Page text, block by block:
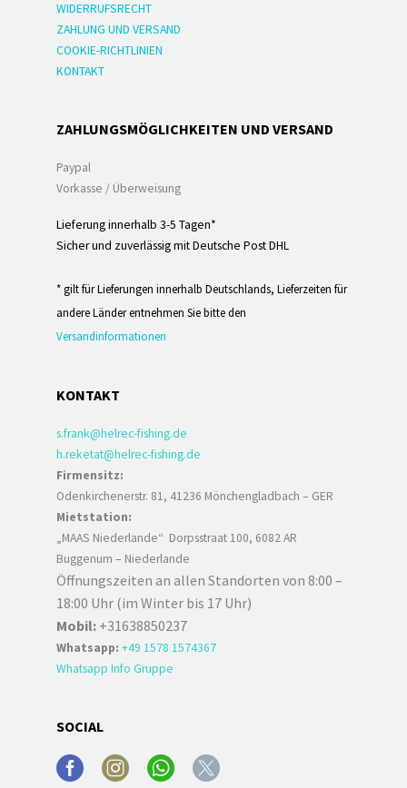
WIDERRUFSRECHT
ZAHLUNG UND VERSAND
COOKIE-RICHTLINIEN
KONTAKT
ZAHLUNGSMÖGLICHKEITEN UND VERSAND
Paypal
Vorkasse / Überweisung
Lieferung innerhalb 3-5 Tagen*
Sicher und zuverlässig mit Deutsche Post DHL
* gilt für Lieferungen innerhalb Deutschlands, Lieferzeiten für
andere Länder entnehmen Sie bitte den
Versandinformationen
KONTAKT
s.frank@helrec-fishing.de
h.reketat@helrec-fishing.de
Firmensitz:
Odenkirchenerstr. 81, 41236 Mönchengladbach – GER
Mietstation:
„MAAS Niederlande“ Dorpsstraat 100, 6082 AR
Buggenum – Niederlande
Öffnungszeiten an allen Standorten von 8:00 –
18:00 Uhr (im Winter bis 17 Uhr)
Mobil: +31638850237
Whatsapp: +49 1578 1574367
Whatsapp Info Gruppe
SOCIAL